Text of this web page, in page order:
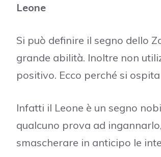
Leone
Si può definire il segno dello
grande abilità. Inoltre non
positivo. Ecco perché si
Infatti il Leone è un segno
qualcuno prova ad
smascherare in anticipo le